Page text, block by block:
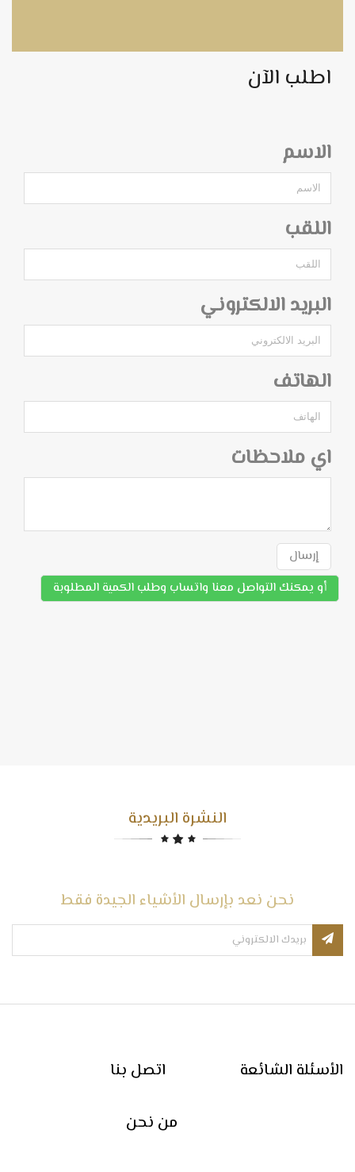
اطلب الآن
الاسم
اللقب
البريد الالكتروني
الهاتف
اي ملاحظات
إرسال
أو يمكنك التواصل معنا واتساب وطلب الكمية المطلوبة
النشرة البريدية
نحن نعد بإرسال الأشياء الجيدة فقط
اتصل بنا الأسئلة الشائعة
من نحن